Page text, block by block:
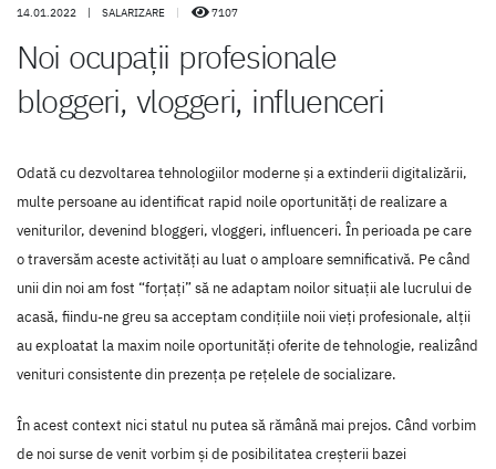
14.01.2022 | SALARIZARE | 7107
Noi ocupații profesionale
bloggeri, vloggeri, influenceri
Odată cu dezvoltarea tehnologiilor moderne și a extinderii digitalizării,
multe persoane au identificat rapid noile oportunități de realizare a
veniturilor, devenind bloggeri, vloggeri, influenceri. În perioada pe care
o traversăm aceste activități au luat o amploare semnificativă. Pe când
unii din noi am fost “forțați” să ne adaptam noilor situații ale lucrului de
acasă, fiindu-ne greu sa acceptam condițiile noii vieți profesionale, alții
au exploatat la maxim noile oportunități oferite de tehnologie, realizând
venituri consistente din prezența pe rețelele de socializare.
În acest context nici statul nu putea să rămână mai prejos. Când vorbim
de noi surse de venit vorbim și de posibilitatea creșterii bazei